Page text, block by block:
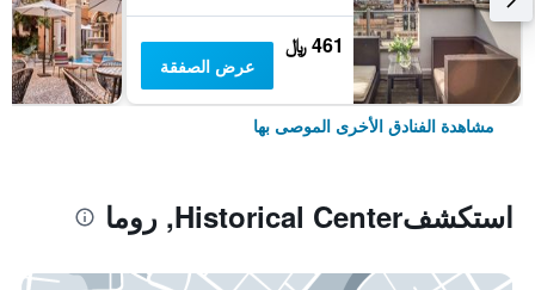
461 ﷼
عرض الصفقة
مشاهدة الفنادق الأخرى الموصى بها
استكشفHistorical Center, روما